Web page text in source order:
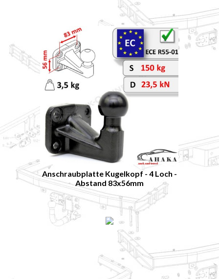
Anschraubplatte Kugelkopf - 4 Loch -
Abstand 83x56mm